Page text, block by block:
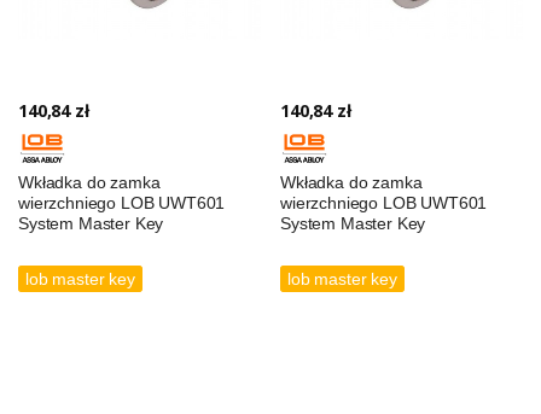
140,84 zł
Wkładka do zamka
wierzchniego LOB UWT601
System Master Key
lob master key
140,84 zł
Wkładka do zamka
wierzchniego LOB UWT601
System Master Key
lob master key